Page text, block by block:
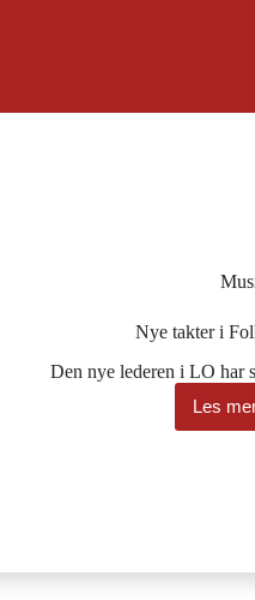
Nye takter i
Den nye lederen i LO
Les Nye